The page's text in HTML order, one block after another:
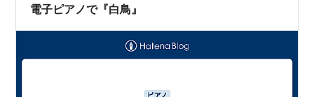
が疲れるわ、汗もかくわ、…
電子ピアノで『白鳥』